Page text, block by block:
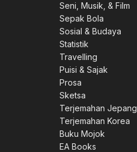
Seni, Musik, & Film
Sepak Bola
Sosial & Budaya
Statistik
Travelling
Puisi & Sajak
Prosa
Sketsa
Terjemahan Jepang
Terjemahan Korea
Buku Mojok
EA Books